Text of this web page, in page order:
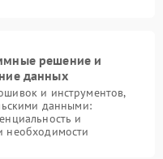
решение и
данных
и инструментов,
данными:
и
необходимости